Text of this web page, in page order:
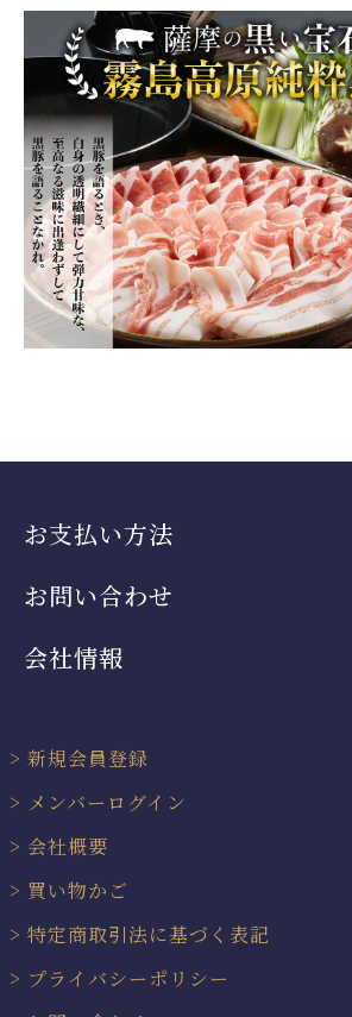
お支払い方法
お問い合わせ
会社情報
新規会員登録
メンバーログイン
会社概要
買い物かご
特定商取引法に基づく表記
プライバシーポリシー